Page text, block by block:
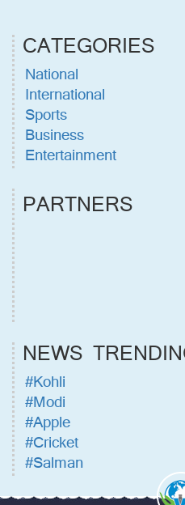
CATEGORIES
National
International
Sports
Business
Entertainment
PARTNERS
NEWS
#Kohli
#Modi
#Apple
#Cricket
#Salman